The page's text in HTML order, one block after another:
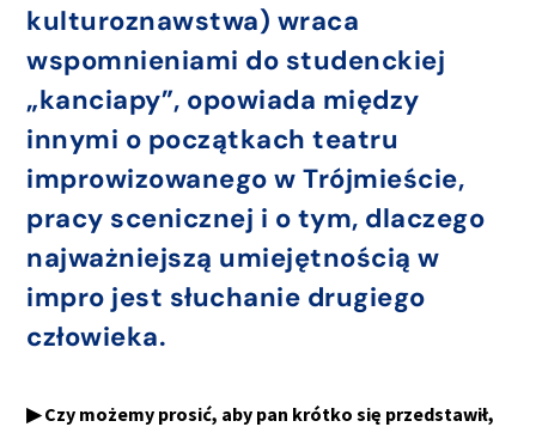
kulturoznawstwa) wraca
wspomnieniami do studenckiej
„kanciapy”, opowiada między
innymi o początkach teatru
improwizowanego w Trójmieście,
pracy scenicznej i o tym, dlaczego
najważniejszą umiejętnością w
impro jest słuchanie drugiego
człowieka.
▶ Czy możemy prosić, aby pan krótko się przedstawił,